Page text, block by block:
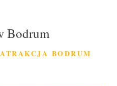
Bodrum
BODRUM